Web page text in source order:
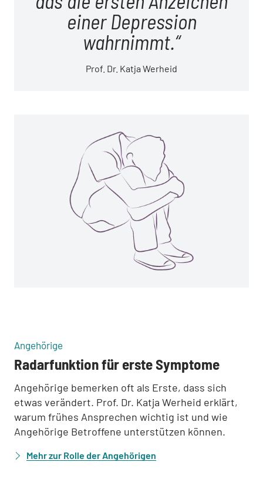
einer Depression
wahrnimmt.
Prof. Dr. Katja Werheid
Angehörige
Radarfunktion für erste Symptome
Angehörige bemerken oft als Erste, dass sich
etwas verändert. Prof. Dr. Katja Werheid erklärt,
warum frühes Ansprechen wichtig ist und wie
Angehörige Betroffene unterstützen können.
Mehr zur Rolle der Angehörigen